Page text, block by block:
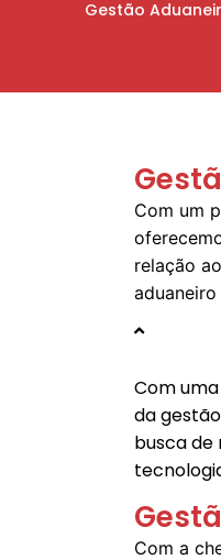
Gestão
Com um
relação
Com
da
busca de
Com a